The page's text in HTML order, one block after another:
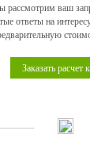
рассмотрим ваш
ответы на
Заказать расчет